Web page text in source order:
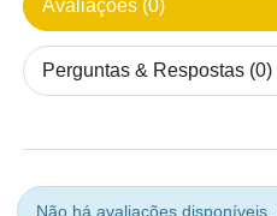
Avaliações (0)
Perguntas & Respostas (0)
Não há avaliações disponíveis.